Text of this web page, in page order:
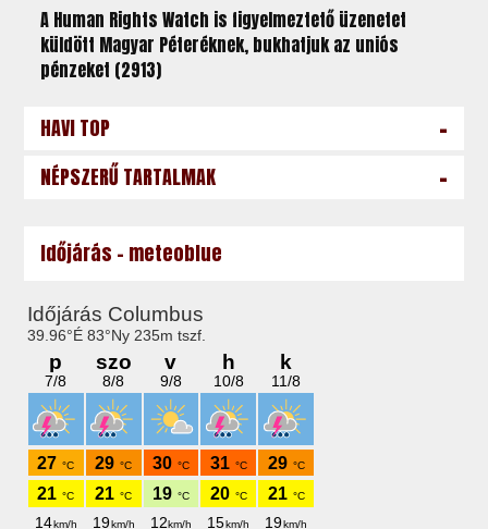
A Human Rights Watch is figyelmeztető üzenetet
küldött Magyar Péteréknek, bukhatjuk az uniós
pénzeket (2913)
HAVI TOP -
NÉPSZERŰ TARTALMAK -
Időjárás - meteoblue